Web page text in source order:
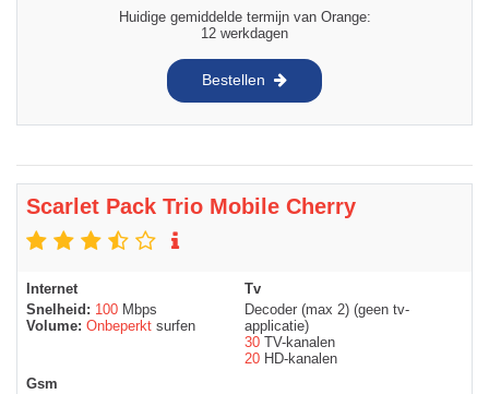
Huidige gemiddelde termijn van Orange:
12 werkdagen
Bestellen
Scarlet Pack Trio Mobile Cherry
Internet
Snelheid: 100 Mbps
Volume: Onbeperkt surfen
Tv
Decoder (max 2) (geen tv-
applicatie)
30 TV-kanalen
20 HD-kanalen
Gsm